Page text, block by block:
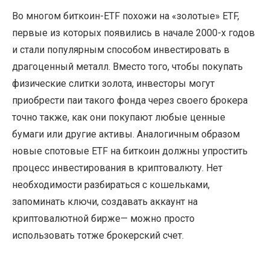
Во многом биткоин-ETF похожи на «золотые» ETF,
первые из которых появились в начале 2000-х годов
и стали популярным способом инвестировать в
драгоценный металл. Вместо того, чтобы покупать
физические слитки золота, инвесторы могут
приобрести паи такого фонда через своего брокера
точно также, как они покупают любые ценные
бумаги или другие активы. Аналогичным образом
новые спотовые ETF на биткоин должны упростить
процесс инвестирования в криптовалюту. Нет
необходимости разбираться с кошельками,
запоминать ключи, создавать аккаунт на
криптовалютной бирже— можно просто
использовать тотже брокерский счет.